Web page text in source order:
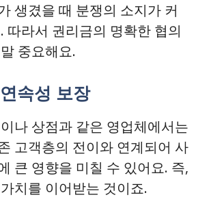
생겼을 때 분쟁의 소지가 커
따라서 권리금의 명확한 협의
중요해요.
속성 보장
나 상점과 같은 영업체에서는
고객층의 전이와 연계되어 사
큰 영향을 미칠 수 있어요. 즉,
치를 이어받는 것이죠.